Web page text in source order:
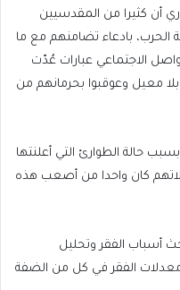
أن كثيرا من المقدسيين
بادعاء تضامنهم مع ما
الاجتماعي عبارات عُدّت
معيل وعوقبوا بحرمانهم من
حالة الطوارئ التي أعلنتها
كان واحدا من أصعب هذه
الفقر وتحليل
معدلات الفقر في كل من الضفة